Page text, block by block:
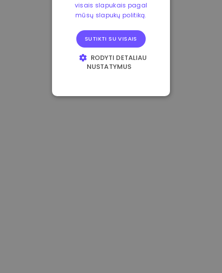
visais slapukais pagal
mūsų slapukų politiką.
SUTIKTI SU VISAIS
RODYTI DETALIAU
NUSTATYMUS